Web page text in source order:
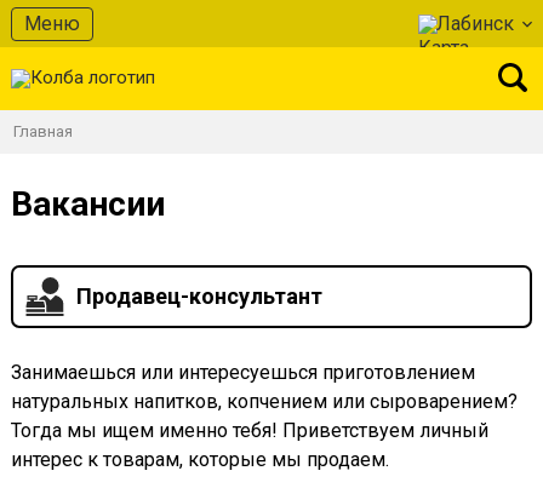
Меню Лабинск
Главная
Вакансии
Продавец-консультант
Занимаешься или интересуешься приготовлением
натуральных напитков, копчением или сыроварением?
Тогда мы ищем именно тебя! Приветствуем личный
интерес к товарам, которые мы продаем.